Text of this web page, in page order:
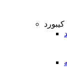
کیبورد